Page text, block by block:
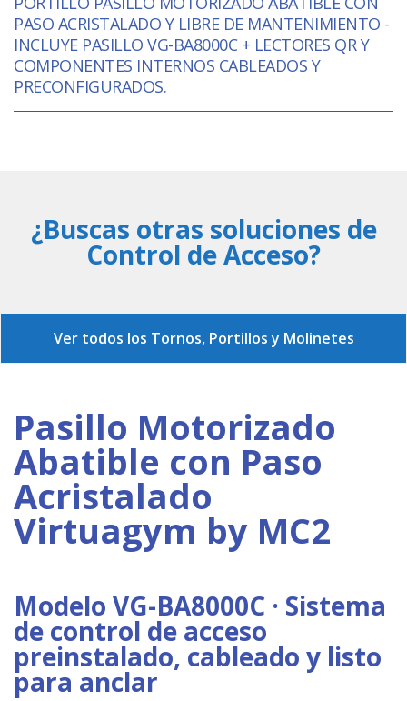
PASO ACRISTALADO Y LIBRE DE MANTENIMIENTO -
INCLUYE PASILLO VG-BA8000C + LECTORES QR Y
COMPONENTES INTERNOS CABLEADOS Y
PRECONFIGURADOS.
¿Buscas otras soluciones de
Control de Acceso?
Ver todos los Tornos, Portillos y Molinetes
Pasillo Motorizado
Abatible con Paso
Acristalado
Virtuagym by MC2
Modelo VG-BA8000C · Sistema
de control de acceso
preinstalado, cableado y listo
para anclar